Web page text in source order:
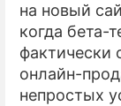
на новый
когда бета-
фактически
онлайн-
непростых